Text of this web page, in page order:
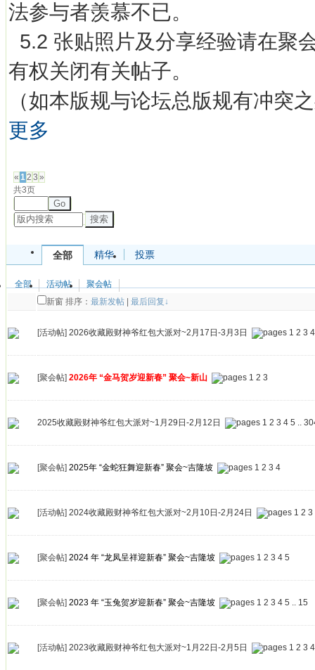
法参与者羡慕不已。
5.2 张贴照片及分享经验请在聚
有权关闭有关帖子。
（如本版规与论坛总版规有冲突
更多
« 12 3 »
共3页
Go
搜索
全部 精华 投票
全部 活动帖
聚会帖
新窗 排序： 最新发帖 最后回复↓
[活动帖] 2026收藏殿财神爷红包大派对~2月17日-3月3日 1 2 3 4
[聚会帖] 2026年 “金马贺岁迎新春” 聚会~新山 1 2 3
2025收藏殿财神爷红包大派对~1月29日-2月12日 1 2 3 4 5 ..
[聚会帖] 2025年 “金蛇狂舞迎新春” 聚会~吉隆坡 1 2 3 4
[活动帖] 2024收藏殿财神爷红包大派对~2月10日-2月24日 1 2 3
[聚会帖] 2024 年 “龙凤呈祥迎新春” 聚会~吉隆坡 1 2 3 4 5
[聚会帖] 2023 年 “玉兔贺岁迎新春” 聚会~吉隆坡 1 2 3 4 5 .. 15
[活动帖] 2023收藏殿财神爷红包大派对~1月22日-2月5日 1 2 3 4